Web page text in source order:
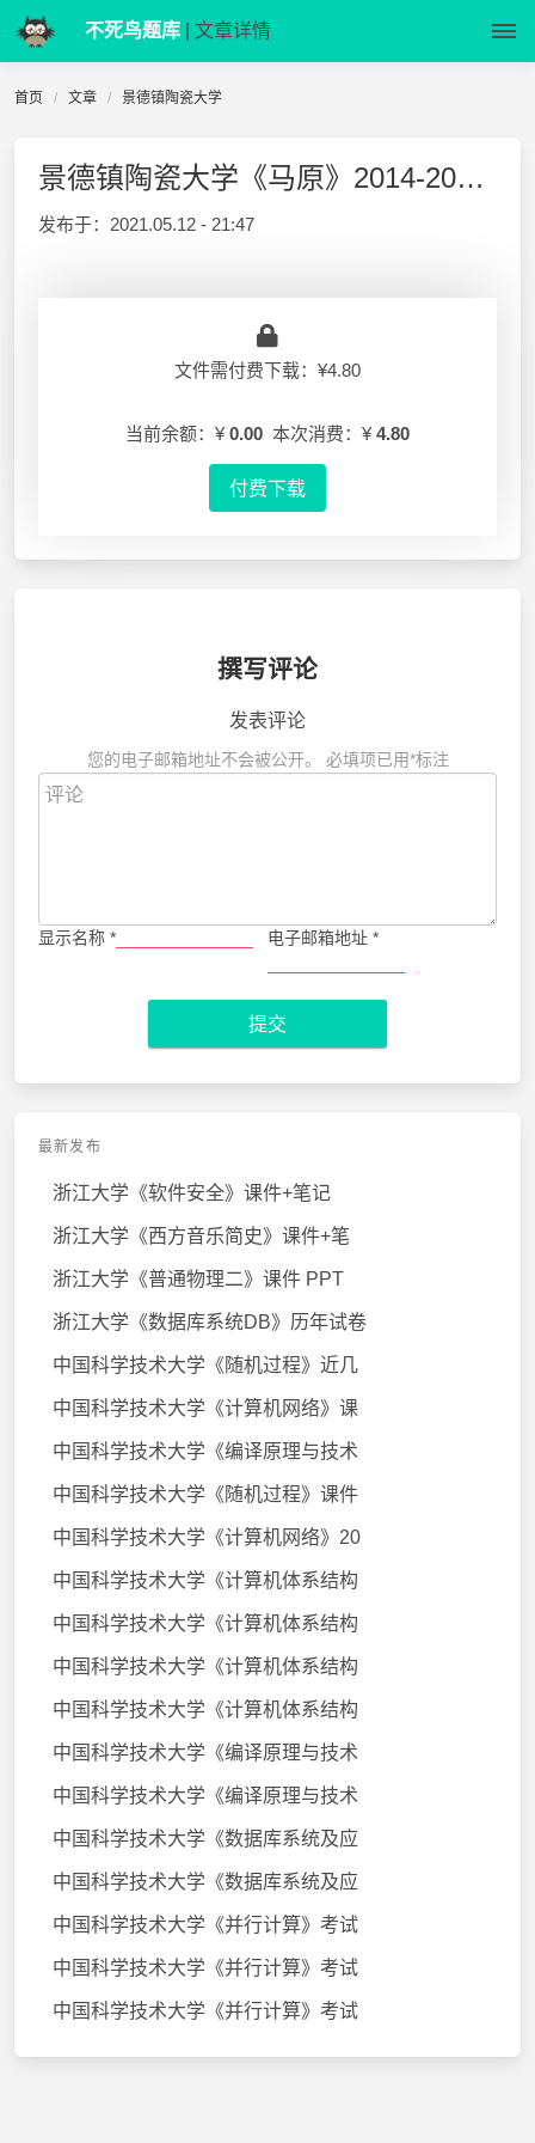
不死鸟题库 | 文章详情
首页 文章 景德镇陶瓷大学
景德镇陶瓷大学《马原》2014-2015-2 期末试卷
发布于： 2021.05.12 - 21:47
文件需付费下载：¥4.80
当前余额：¥ 0.00 本次消费：¥ 4.80
付费下载
撰写评论
发表评论
您的电子邮箱地址不会被公开。 必填项已用*标注
显示名称 * 电子邮箱地址 *
提交
最新发布
浙江大学《软件安全》课件+笔记
浙江大学《西方音乐简史》课件+笔
浙江大学《普通物理二》课件 PPT
浙江大学《数据库系统DB》历年试卷
中国科学技术大学《随机过程》近几
中国科学技术大学《计算机网络》课
中国科学技术大学《编译原理与技术
中国科学技术大学《随机过程》课件
中国科学技术大学《计算机网络》20
中国科学技术大学《计算机体系结构
中国科学技术大学《计算机体系结构
中国科学技术大学《计算机体系结构
中国科学技术大学《计算机体系结构
中国科学技术大学《编译原理与技术
中国科学技术大学《编译原理与技术
中国科学技术大学《数据库系统及应
中国科学技术大学《数据库系统及应
中国科学技术大学《并行计算》考试
中国科学技术大学《并行计算》考试
中国科学技术大学《并行计算》考试